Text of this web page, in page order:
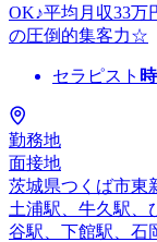
OK♪平均月収33万
の圧倒的集客力☆
セラピスト
勤務地
面接地
茨城県つくば市東
土浦駅、牛久駅、
谷駅、下館駅、石